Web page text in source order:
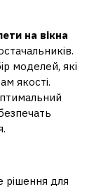
на вікна
моделей, які
якості.
рішення для